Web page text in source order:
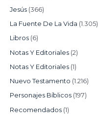
Jesús (366)
La Fuente De La Vida (1.305)
Libros (6)
Notas Y Editoriales (2)
Notas Y Editoriales (1)
Nuevo Testamento (1.216)
Personajes Bíblicos (197)
Recomendados (1)